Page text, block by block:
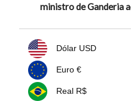
ministro de Ganderia
Dólar USD
Euro €
Real R$